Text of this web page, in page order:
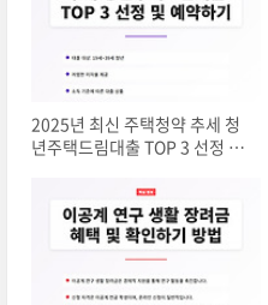
2025년 최신 주택청약 추세 청
년주택드림대출 TOP 3 선정 및